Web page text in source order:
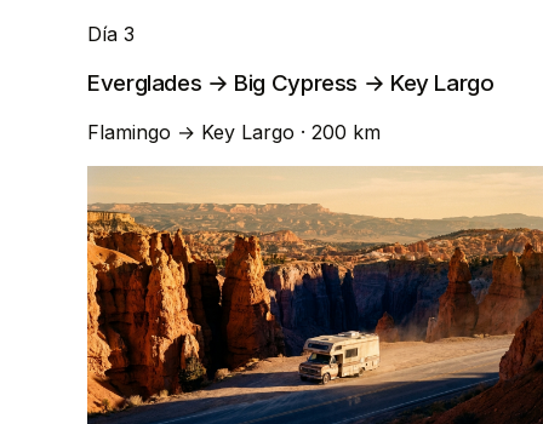
Día 3
Everglades → Big Cypress → Key Largo
Flamingo → Key Largo · 200 km